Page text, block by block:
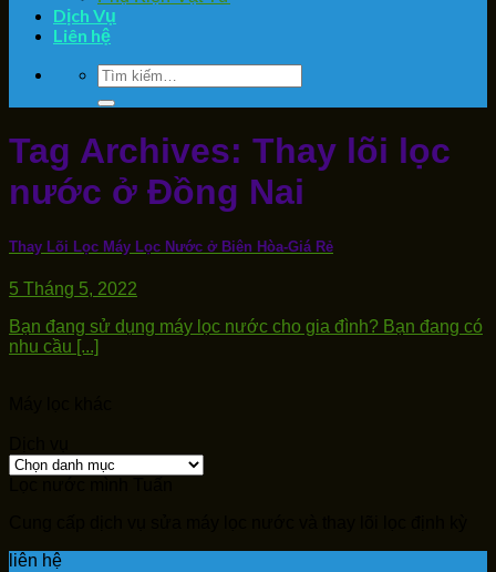
Dịch Vụ
Liên hệ
Tìm
kiếm:
Tag Archives: Thay lõi lọc
nước ở Đồng Nai
Thay Lõi Lọc Máy Lọc Nước ở Biên Hòa-Giá Rẻ
5 Tháng 5, 2022
Bạn đang sử dụng máy lọc nước cho gia đình? Bạn đang có
nhu cầu [...]
Dịch
liên hệ